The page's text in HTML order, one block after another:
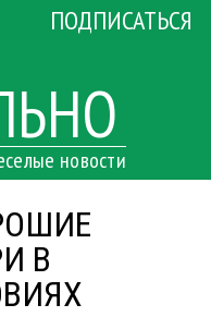
новости
ПОДПИСАТЬСЯ
В